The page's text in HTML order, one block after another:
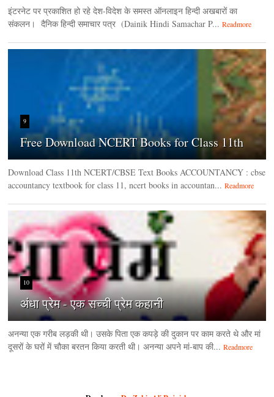
इंटरनेट पर प्रकाशित हो रहे देश-विदेश के समस्त ऑनलाइन हिन्दी अखबारों का
संकलन। दैनिक हिन्‍दी समाचार पत्र (Dainik Hindi Samachar P... Readmore
9
Free Download NCERT Books for Class 11th
Download Class 11th NCERT/CBSE Text Books ACCOUNTANCY : cbse
accountancy textbook for class 11, ncert books in accountan... Readmore
10
अंधा प्रेम - एक सच्ची प्रेम कहानी
अनन्या एक गरीब लड़की थी। उसके पिता एक कपड़े की दुकान पर काम करते थे और मां
दूसरों के घरों में चौका बरतन किया करती थी। अनन्या अपने मां-बाप की... Readmore